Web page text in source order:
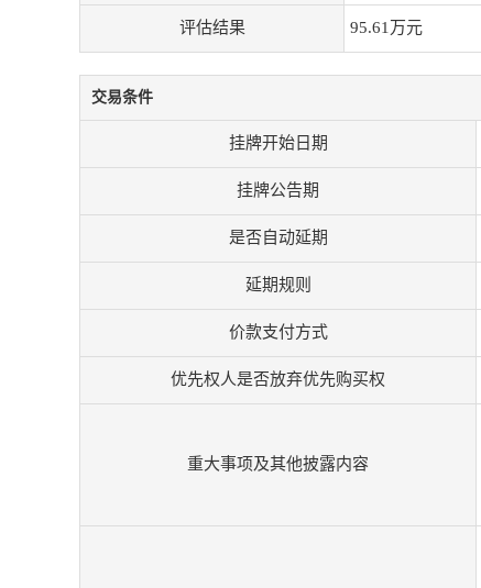
评估结果 95.61万元
交易条件
挂牌开始日期
挂牌公告期
是否自动延期
延期规则
价款支付方式
优先权人是否放弃优先购买权
重大事项及其他披露内容